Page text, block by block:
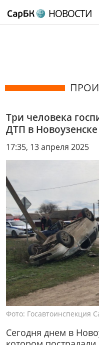
НОВОСТИ
Три человека
ДТП в Новоузенске
17:35, 13 апреля 2025
Фото: Госавтоинспекция
Сегодня днем в